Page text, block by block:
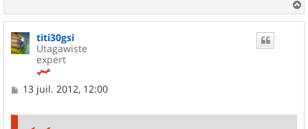
a
titi30gsi
Utagawiste
expert
M13 juil. 2012, 12:00